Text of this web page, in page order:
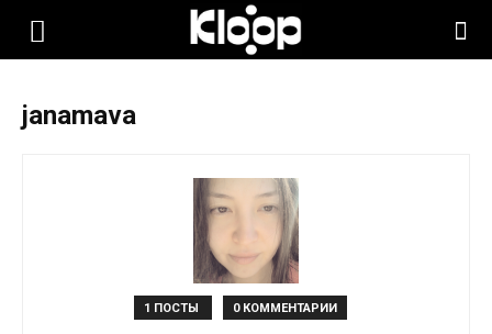
KLOOP.KG
janamava
1 ПОСТЫ 0 КОММЕНТАРИИ